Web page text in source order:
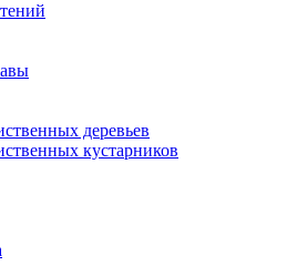
деревьев
кустарников